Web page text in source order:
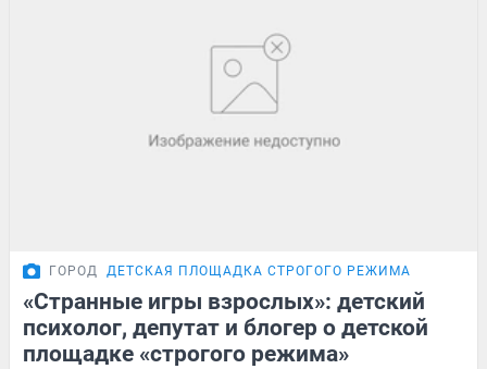
ГОРОД ДЕТСКАЯ ПЛОЩАДКА СТРОГОГО РЕЖИМА
«Странные игры взрослых»: детский
психолог, депутат и блогер о детской
площадке «строгого режима»